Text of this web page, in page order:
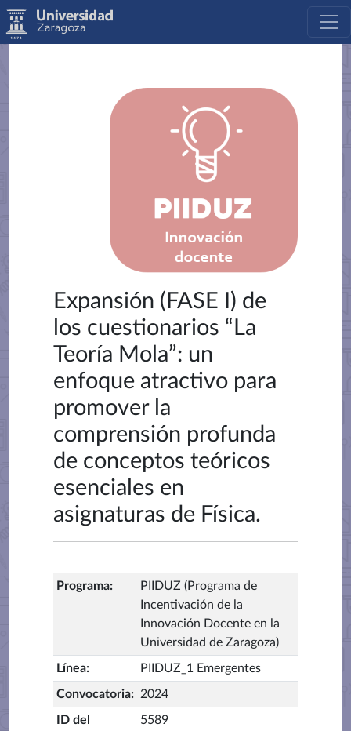
Expansión (FASE I) de
los cuestionarios “La
Teoría Mola”: un
enfoque atractivo para
promover la
comprensión profunda
de conceptos teóricos
esenciales en
asignaturas de Física.
Programa:
PIIDUZ (Programa de
Incentivación de la
Innovación Docente en la
Universidad de Zaragoza)
Línea: PIIDUZ_1 Emergentes
Convocatoria: 2024
ID del
5589